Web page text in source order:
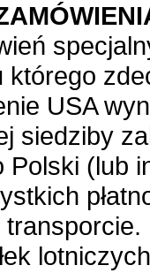
którego
USA
siedziby
(lub